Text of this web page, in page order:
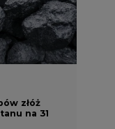
złóż
na 31